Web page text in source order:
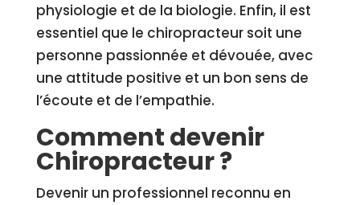
physiologie et de la biologie. Enfin, il est
essentiel que le chiropracteur soit une
personne passionnée et dévouée, avec
une attitude positive et un bon sens de
l’écoute et de l’empathie.
Comment devenir
Chiropracteur ?
Devenir un professionnel reconnu en